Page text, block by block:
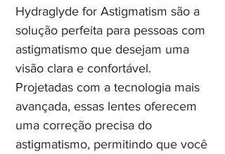
Hydraglyde for Astigmatism são a
solução perfeita para pessoas com
astigmatismo que desejam uma
visão clara e confortável.
Projetadas com a tecnologia mais
avançada, essas lentes oferecem
uma correção precisa do
astigmatismo, permitindo que você